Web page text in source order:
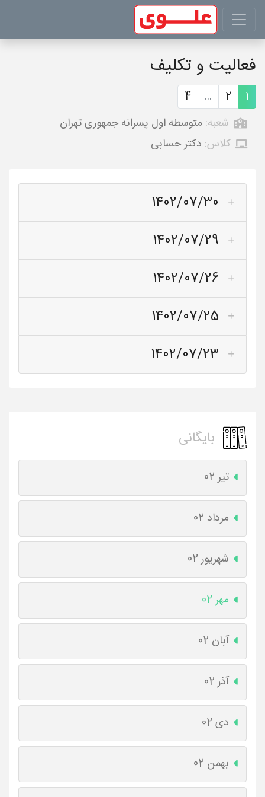
فعالیت و تکلیف
1
2
...
4
شعبه: متوسطه اول پسرانه جمهوری تهران
کلاس: دکتر حسابی
1402/07/30
1402/07/29
1402/07/26
1402/07/25
1402/07/23
بایگانی
تیر 02
مرداد 02
شهریور 02
مهر 02
آبان 02
آذر 02
دی 02
بهمن 02